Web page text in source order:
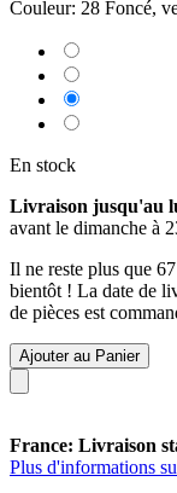
Couleur: 28 Foncé,
En stock
Livraison jusqu'au
avant le dimanche à
Il ne reste plus que
bientôt ! La date de
de pièces est
Ajouter au Panier
France: Livraison
Plus d'informations